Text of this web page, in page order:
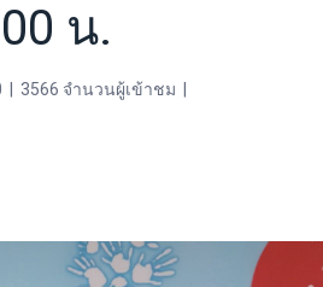
น.
3566 จำนวนผู้เข้าชม